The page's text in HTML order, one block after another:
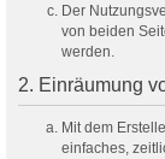
Der
von beiden
werden.
2. Einräumung
Mit dem
einfaches,